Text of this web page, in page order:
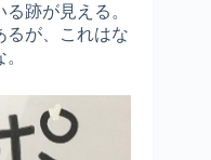
跡が見える。
るが、これはな